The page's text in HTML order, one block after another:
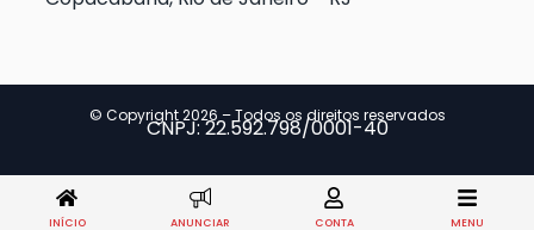
© Copyright 2026 – Todos os direitos reservados
CNPJ: 22.592.798/0001-40
INÍCIO ANUNCIAR CONTA MENU